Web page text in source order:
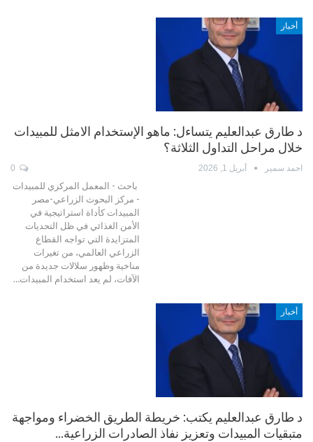
أخبار
د طارق عبدالعليم يتساءل: ماهو الإستخدام الامثل للمبيدات
خلال مراحل التداول الثلاثة؟
احمد سمير أبريل 1, 2026
باحث - المعمل المركزي للمبيدات
- مركز البحوث الزراعي-مصر
المبيدات كأداة استراتيجية في
الأمن الغذائي في ظل التحديات
المتزايدة التي تواجه القطاع
الزراعي العالمي، من تغيرات
مناخية وظهور سلالات جديدة من
الآفات، لم يعد استخدام المبيدات…
أخبار
د طارق عبدالعليم يكتب: خريطة الطريق الخضراء ومواجهة
متبقيات المبيدات وتعزيز نفاذ الصادرات الزراعية…